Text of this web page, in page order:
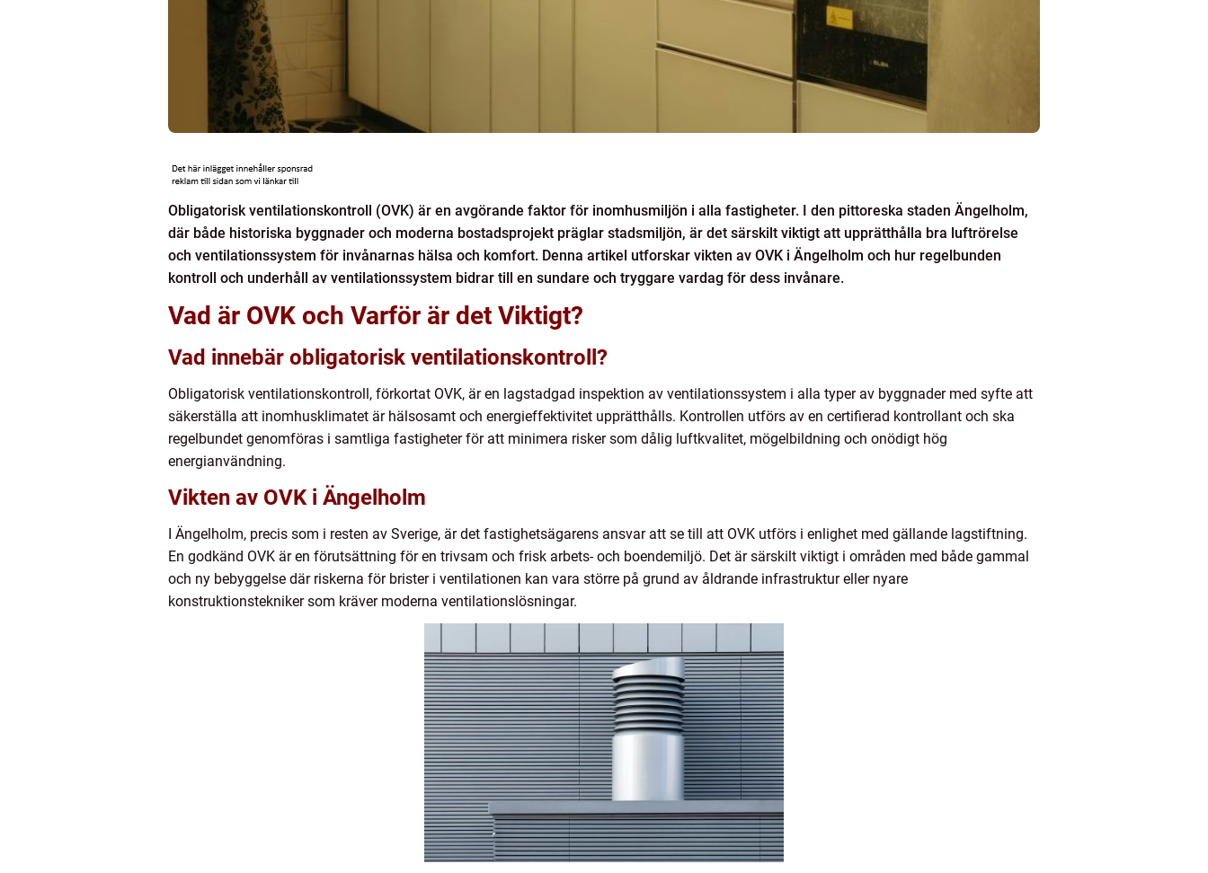
Obligatorisk ventilationskontroll (OVK) är en avgörande faktor för inomhusmiljön i alla fastigheter. I den pittoreska staden Ängelholm,
där både historiska byggnader och moderna bostadsprojekt präglar stadsmiljön, är det särskilt viktigt att upprätthålla bra luftrörelse
och ventilationssystem för invånarnas hälsa och komfort. Denna artikel utforskar vikten av OVK i Ängelholm och hur regelbunden
kontroll och underhåll av ventilationssystem bidrar till en sundare och tryggare vardag för dess invånare.
Vad är OVK och Varför är det Viktigt?
Vad innebär obligatorisk ventilationskontroll?
Obligatorisk ventilationskontroll, förkortat OVK, är en lagstadgad inspektion av ventilationssystem i alla typer av byggnader med syfte att
säkerställa att inomhusklimatet är hälsosamt och energieffektivitet upprätthålls. Kontrollen utförs av en certifierad kontrollant och ska
regelbundet genomföras i samtliga fastigheter för att minimera risker som dålig luftkvalitet, mögelbildning och onödigt hög
energianvändning.
Vikten av OVK i Ängelholm
I Ängelholm, precis som i resten av Sverige, är det fastighetsägarens ansvar att se till att OVK utförs i enlighet med gällande lagstiftning.
En godkänd OVK är en förutsättning för en trivsam och frisk arbets- och boendemiljö. Det är särskilt viktigt i områden med både gammal
och ny bebyggelse där riskerna för brister i ventilationen kan vara större på grund av åldrande infrastruktur eller nyare
konstruktionstekniker som kräver moderna ventilationslösningar.